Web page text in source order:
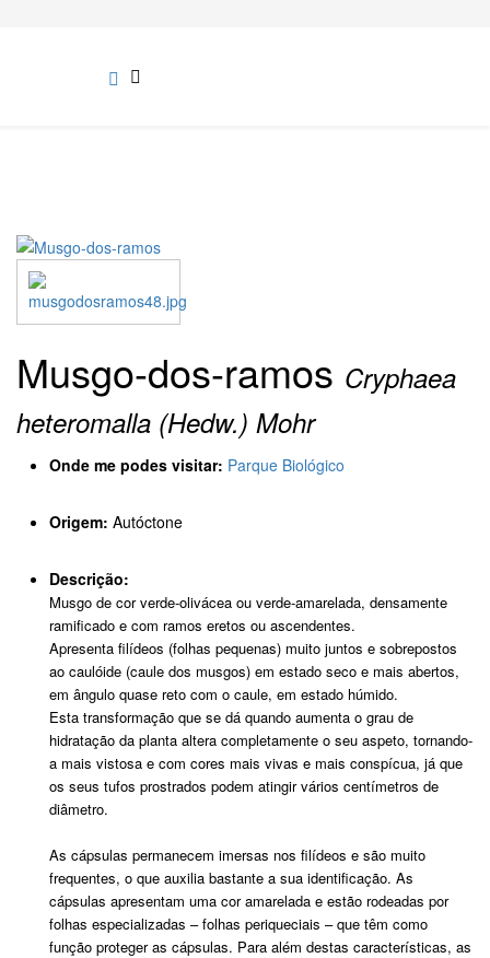
Musgo-dos-ramos Cryphaea
heteromalla (Hedw.) Mohr
Onde me podes visitar: Parque Biológico
Origem: Autóctone
Descrição:
Musgo de cor verde-olivácea ou verde-amarelada, densamente
ramificado e com ramos eretos ou ascendentes.
Apresenta filídeos (folhas pequenas) muito juntos e sobrepostos
ao caulóide (caule dos musgos) em estado seco e mais abertos,
em ângulo quase reto com o caule, em estado húmido.
Esta transformação que se dá quando aumenta o grau de
hidratação da planta altera completamente o seu aspeto, tornando-
a mais vistosa e com cores mais vivas e mais conspícua, já que
os seus tufos prostrados podem atingir vários centímetros de
diâmetro.
As cápsulas permanecem imersas nos filídeos e são muito
frequentes, o que auxilia bastante a sua identificação. As
cápsulas apresentam uma cor amarelada e estão rodeadas por
folhas especializadas – folhas periqueciais – que têm como
função proteger as cápsulas. Para além destas características, as